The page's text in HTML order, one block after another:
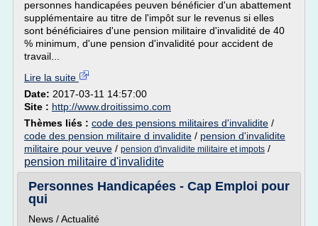
personnes handicapées peuven bénéficier d'un abattement
supplémentaire au titre de l'impôt sur le revenus si elles
sont bénéficiaires d'une pension militaire d'invalidité de 40
% minimum, d'une pension d'invalidité pour accident de
travail...
Lire la suite
Date: 2017-03-11 14:57:00
Site : http://www.droitissimo.com
Thèmes liés : code des pensions militaires d'invalidite /
code des pension militaire d invalidite / pension d'invalidite
militaire pour veuve / pension d'invalidite militaire et impots /
pension militaire d'invalidite
Personnes Handicapées - Cap Emploi pour
qui
News / Actualité